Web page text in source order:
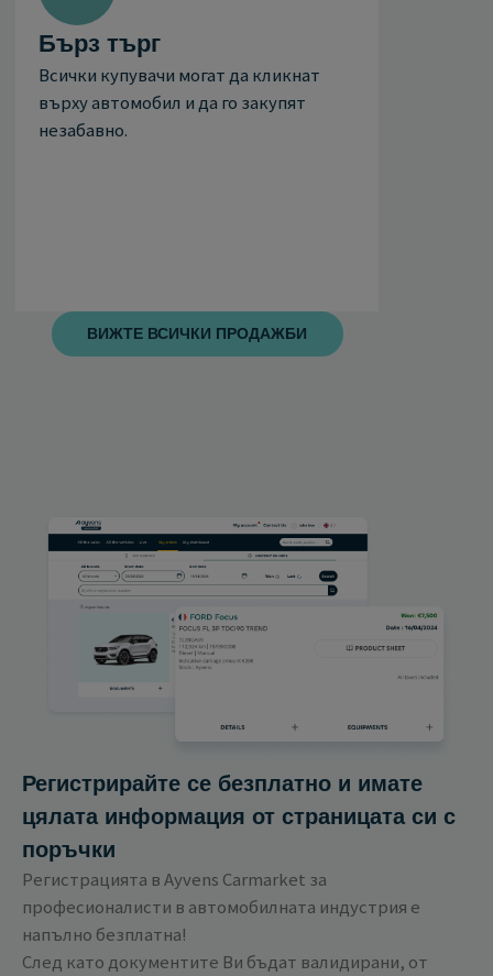
Бърз търг
Всички купувачи могат да кликнат
върху автомобил и да го закупят
незабавно.
ВИЖТЕ ВСИЧКИ ПРОДАЖБИ
Регистрирайте се безплатно и имате
цялата информация от страницата си с
поръчки
Регистрацията в Ayvens Carmarket за
професионалисти в автомобилната индустрия е
напълно безплатна!
След като документите Ви бъдат валидирани, от